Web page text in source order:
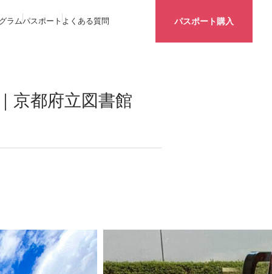
ラムパスポート よくある質問 パスポート購入
京都府立図書館